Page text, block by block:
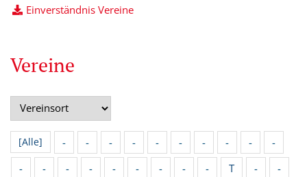
Einverständnis Vereine
Vereine
[Alle] - - - - - - - - -
-
-
- - - - - - - - T -
-